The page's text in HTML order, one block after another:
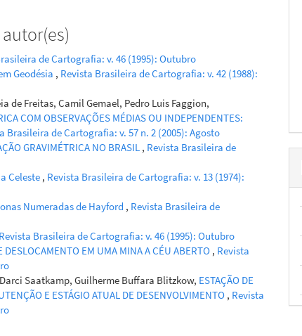
de Cartografia: v. 46 (1995): Outubro
Geodésia , Revista Brasileira de Cartografia: v. 42 (1988):
de Freitas, Camil Gemael, Pedro Luis Faggion,
COM OBSERVAÇÕES MÉDIAS OU INDEPENDENTES:
Brasileira de Cartografia: v. 57 n. 2 (2005): Agosto
GRAVIMÉTRICA NO BRASIL , Revista Brasileira de
Celeste , Revista Brasileira de Cartografia: v. 13 (1974):
Numeradas de Hayford , Revista Brasileira de
Revista Brasileira de Cartografia: v. 46 (1995): Outubro
DESLOCAMENTO EM UMA MINA A CÉU ABERTO , Revista
Saatkamp, Guilherme Buffara Blitzkow, ESTAÇÃO DE
E ESTÁGIO ATUAL DE DESENVOLVIMENTO , Revista